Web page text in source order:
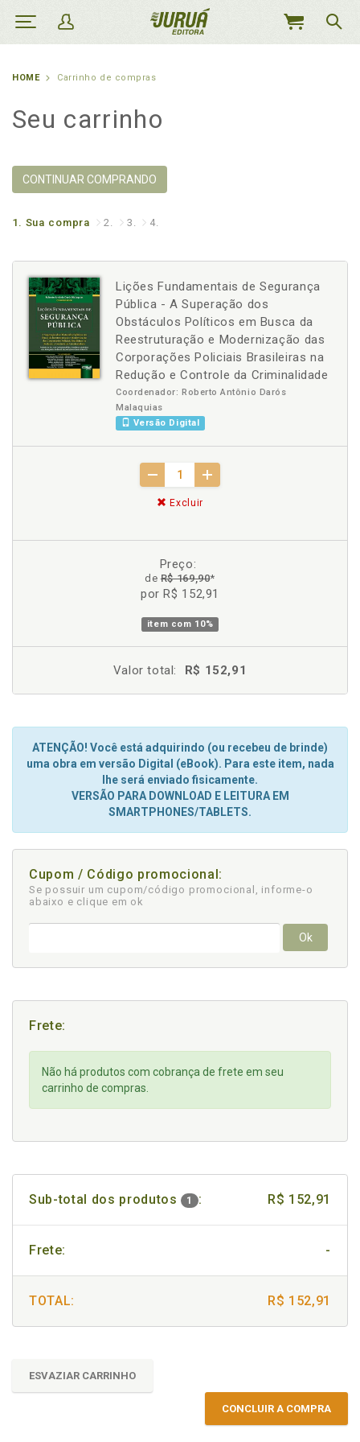
MEU
HOME Carrinho de compras
Seu carrinho
CONTINUAR COMPRANDO
1. Sua compra 2. 3. 4.
Lições Fundamentais de Segurança
Pública - A Superação dos
Obstáculos Políticos em Busca da
Reestruturação e Modernização das
Corporações Policiais Brasileiras na
Redução e Controle da Criminalidade
Coordenador: Roberto Antônio Darós
Malaquias
Versão Digital
Excluir
Preço:
deR$ 169,90*
por R$ 152,91
item com 10%
Valor total: R$ 152,91
ATENÇÃO! Você está adquirindo (ou recebeu de brinde)
uma obra em versão Digital (eBook). Para este item, nada
lhe será enviado fisicamente.
VERSÃO PARA DOWNLOAD E LEITURA EM
SMARTPHONES/TABLETS.
Cupom / Código promocional:
Se possuir um cupom/código promocional, informe-o
abaixo e clique em ok
Ok
Frete:
Não há produtos com cobrança de frete em seu
carrinho de compras.
Sub-total dos produtos 1 : R$ 152,91
Frete: -
TOTAL: R$ 152,91
ESVAZIAR CARRINHO
CONCLUIR A COMPRA